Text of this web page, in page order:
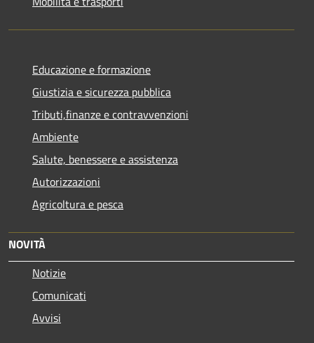
Educazione e formazione
Giustizia e sicurezza pubblica
Tributi,finanze e contravvenzioni
Ambiente
Salute, benessere e assistenza
Autorizzazioni
Agricoltura e pesca
NOVITÀ
Notizie
Comunicati
Avvisi